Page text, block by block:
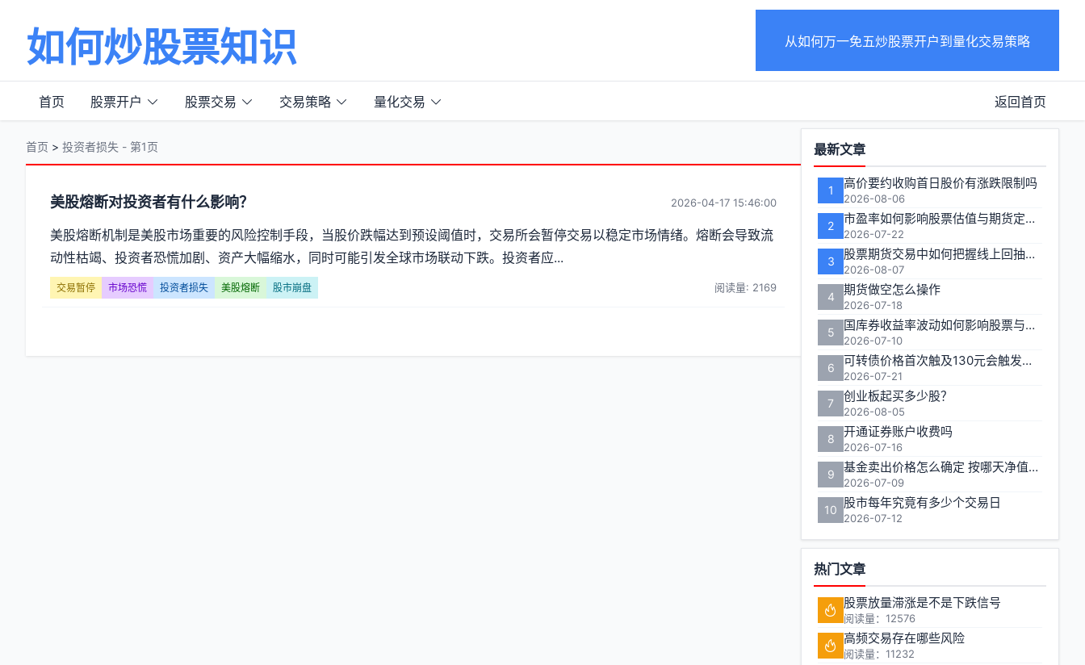
如何炒股票知识 从如何万一免五炒股票开户到量化交易策略
首页 股票开户 股票交易 交易策略 量化交易 返回首页
首页 > 投资者损失 - 第1页
分
类
【投
资
美股熔断对投资者有什么影响？ 2026-04-17 15:46:00
美股熔断机制是美股市场重要的风险控制手段，当股价跌幅达到预设阈值时，交易所会暂停交易以稳定市场情绪。熔断会导致流
动性枯竭、投资者恐慌加剧、资产大幅缩水，同时可能引发全球市场联动下跌。投资者应...
交易暂停 市场恐慌 投资者损失 美股熔断 股市崩盘 阅读量: 2169
功
能
区
最新文章
1 高价要约收购首日股价有涨跌限制吗
2026-08-06
2 市盈率如何影响股票估值与期货定价逻辑
2026-07-22
3 股票期货交易中如何把握线上回抽的入场时机
2026-08-07
4 期货做空怎么操作
2026-07-18
5 国库券收益率波动如何影响股票与期货市场联动性
2026-07-10
6 可转债价格首次触及130元会触发多长时间的临时停牌
2026-07-21
7 创业板起买多少股？
2026-08-05
8 开通证券账户收费吗
2026-07-16
9 基金卖出价格怎么确定 按哪天净值计算
2026-07-09
10 股市每年究竟有多少个交易日
2026-07-12
热门文章
股票放量滞涨是不是下跌信号
阅读量：12576
高频交易存在哪些风险
阅读量：11232